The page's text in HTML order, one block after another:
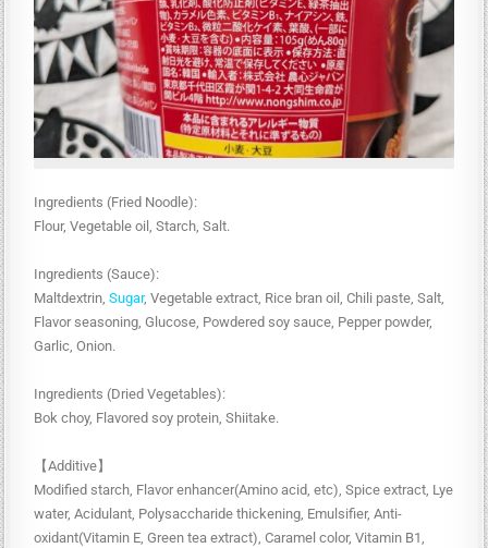
Ingredients (Fried Noodle):
Flour, Vegetable oil, Starch, Salt.
Ingredients (Sauce):
Maltdextrin,Sugar, Vegetable extract, Rice bran oil, Chili paste, Salt,
Flavor seasoning, Glucose, Powdered soy sauce, Pepper powder,
Garlic, Onion.
Ingredients (Dried Vegetables):
Bok choy, Flavored soy protein, Shiitake.
【Additive】
Modified starch, Flavor enhancer(Amino acid, etc), Spice extract, Lye
water, Acidulant, Polysaccharide thickening, Emulsifier, Anti-
oxidant(Vitamin E, Green tea extract), Caramel color, Vitamin B1,